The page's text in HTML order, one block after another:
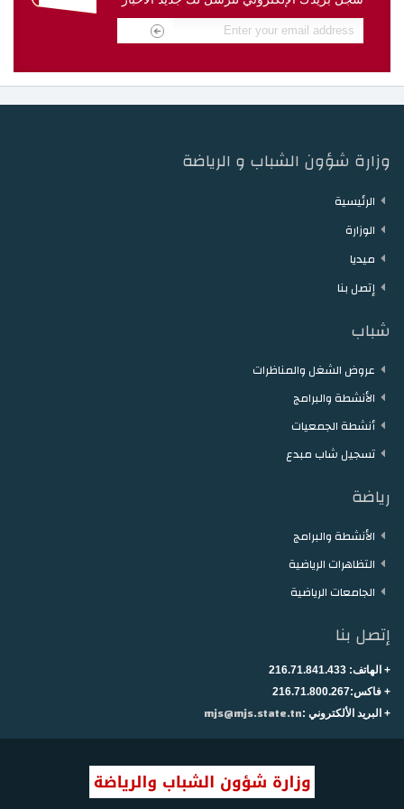
دار الشباب توزر دار الشباب دقاش دار الشباب نفطة
وزارة شؤون الشباب و الرياضة
الرئيسية
الوزارة
ميديا
إتصل بنا
شباب
عروض الشغل والمناظرات
الأنشطة والبرامج
أنشطة الجمعيات
تسجيل شاب مبدع
رياضة
الأنشطة والبرامج
التظاهرات الرياضية
الجامعات الرياضية
إتصل بنا
+ الهاتف: 216.71.841.433
+ فاكس:216.71.800.267
+ البريد الألكتروني :mjs@mjs.state.tn